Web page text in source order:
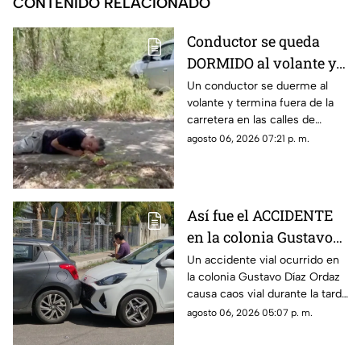
Conductor se queda
DORMIDO al volante y
termina entre la
maleza en Ciudad
Caucel
Un conductor se duerme al
volante y termina fuera de la
carretera en las calles de
Ciudad Caucel, por lo que se
agosto 06, 2026 07:21 p. m.
Así fue el ACCIDENTE
en la colonia Gustavo
Díaz Ordaz que causó
CAOS VIAL este jueves
Un accidente vial ocurrido en
la colonia Gustavo Díaz Ordaz
causa caos vial durante la tarde
de este jueves 6 de agosto,
agosto 06, 2026 05:07 p. m.